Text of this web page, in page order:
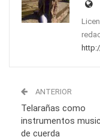
ANTERIOR
Telarañas como
instrumentos
de cuerda